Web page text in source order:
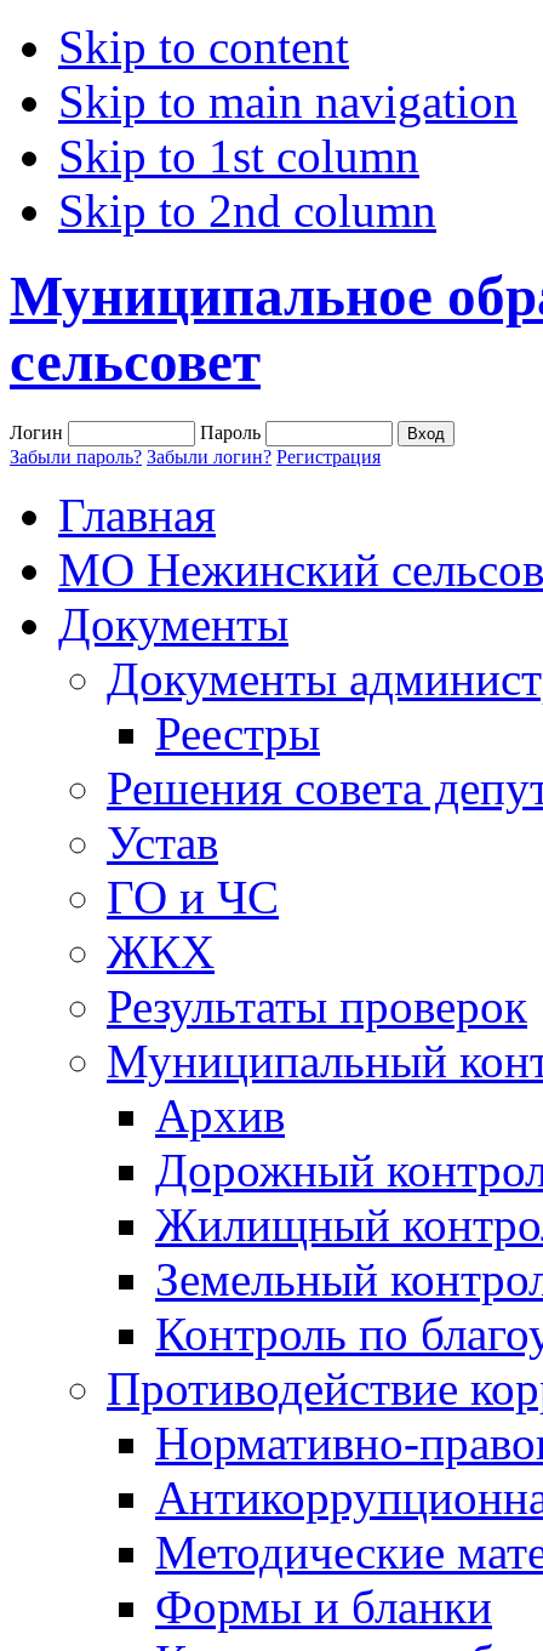
Skip to content
Skip to main navigation
Skip to 1st column
Skip to 2nd column
Муниципальное
сельсовет
Логин
Пароль
Забыли пароль? Забыли логин? Регистрация
Главная
МО Нежинский
Документы
Документы
Реестры
Решения совета
Устав
ГО и ЧС
ЖКХ
Результаты проверок
Муниципальный
Архив
Дорожный
Жилищный
Земельный
Контроль по
Противодействие
Нормативно-
Методические
Формы и бланки